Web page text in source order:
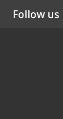
Follow us